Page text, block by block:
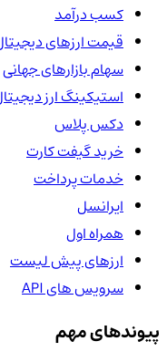
کسب درآمد
قیمت ارزهای دیجیتال
سهام بازارهای جهانی
استیکینگ ارز دیجیتال
دکس پلاس
خرید گیفت کارت
خدمات پرداخت
ایرانسل
همراه اول
ارزهای پیش لیست
سرویس های API
پیوندهای مهم